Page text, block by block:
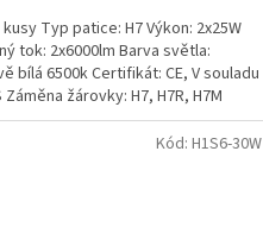
kusy Typ patice: H7 Výkon: 2x25W
tok: 2x6000lm Barva světla:
bílá 6500k Certifikát: CE, V souladu
Záměna žárovky: H7, H7R, H7M
mají...
Kód: H1S6-30W